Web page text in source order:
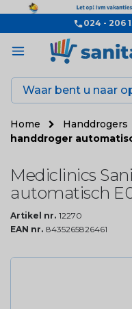
024 - 206
Home Handdrogers
handdroger
Mediclinics
automatisch
Artikel nr. 12270
EAN nr. 8435265826461